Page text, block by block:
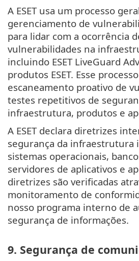
A ESET usa um processo
gerenciamento de
para lidar com a ocorrência
vulnerabilidades na
incluindo ESET LiveGuard
produtos ESET. Esse
escaneamento proativo de
testes repetitivos de
infraestrutura, produtos e
A ESET declara diretrizes
segurança da infraestrutura
sistemas operacionais,
servidores de aplicativos e
diretrizes são verificadas
monitoramento de
nosso programa interno de
segurança de informações.
9. Segurança de